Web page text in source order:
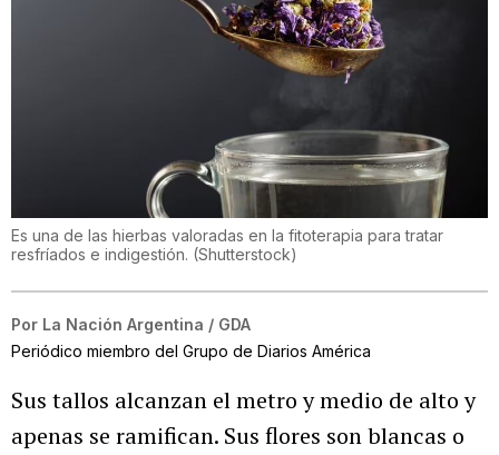
Es una de las hierbas valoradas en la fitoterapia para tratar
resfríados e indigestión. (Shutterstock)
Por La Nación Argentina / GDA
Periódico miembro del Grupo de Diarios América
Sus tallos alcanzan el metro y medio de alto y
apenas se ramifican. Sus flores son blancas o